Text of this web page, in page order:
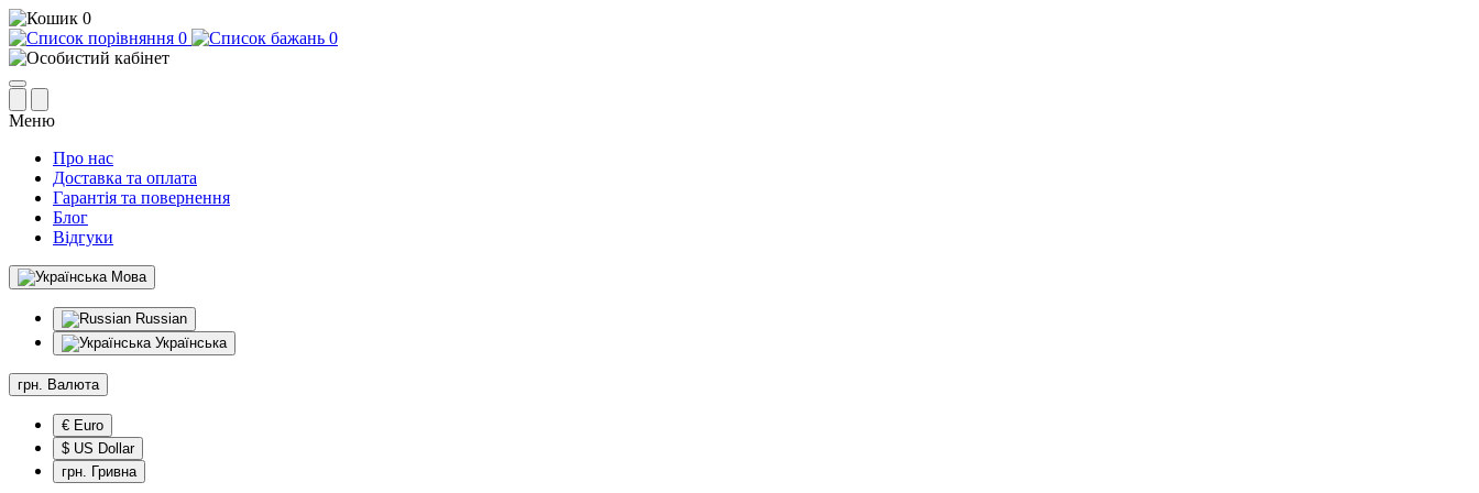
0
0
0
Меню
Про нас
Доставка та оплата
Гарантія та повернення
Блог
Відгуки
Мова
Russian
Українська
грн. Валюта
€ Euro
$ US Dollar
грн. Гривна